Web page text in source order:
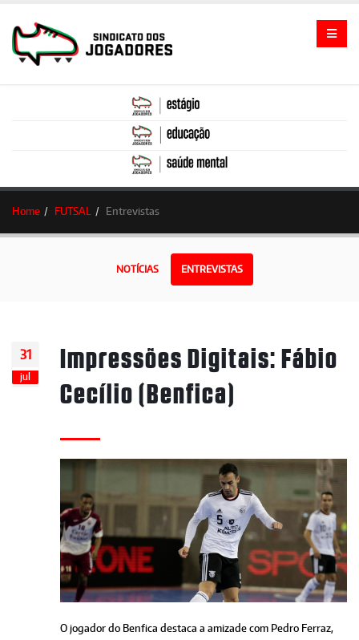
Home FUTSAL Entrevistas
NOTÍCIAS ENTREVISTAS
31
jul
Impressões Digitais: Fábio
Cecílio (Benfica)
O jogador do Benfica destaca a amizade com Pedro Ferraz,